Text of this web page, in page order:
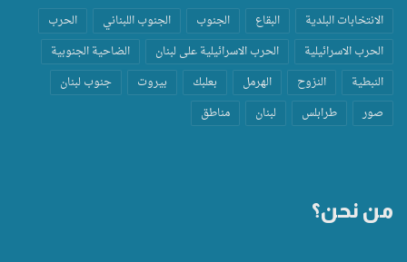
الانتخابات البلدية البقاع الجنوب الجنوب اللبناني
الحرب
الحرب الاسرائيلية
الحرب الاسرائيلية على لبنان
الضاحية الجنوبية
النبطية
النزوح الهرمل بعلبك بيروت
جنوب لبنان
صور
طرابلس لبنان مناطق
من نحن؟